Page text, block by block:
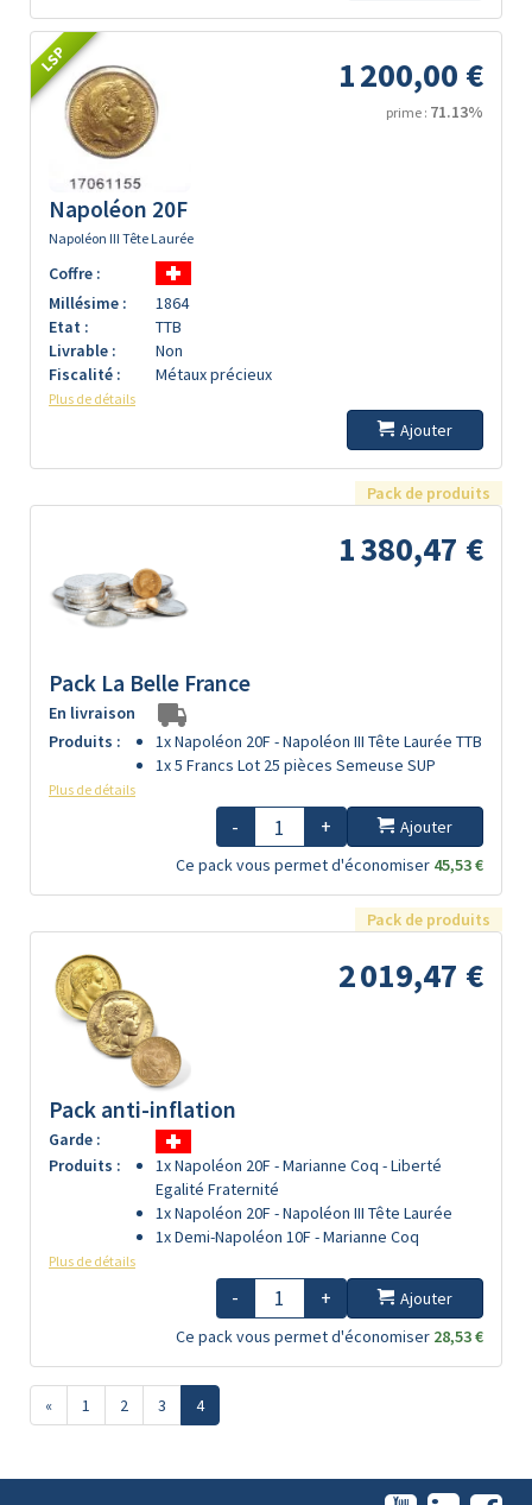
LSP 1 200,00 €
prime : 71.13%
Napoléon 20F
Napoléon III Tête Laurée
Coffre :
Millésime :
1864
Etat :
TTB
Livrable :
Non
Fiscalité :
Métaux précieux
Plus de détails
Ajouter
Pack de produits
1 380,47 €
Pack La Belle France
En livraison
Produits :
1x Napoléon 20F - Napoléon III Tête Laurée TTB
1x 5 Francs Lot 25 pièces Semeuse SUP
Plus de détails
- +
Ajouter
Ce pack vous permet d'économiser 45,53 €
Pack de produits
2 019,47 €
Pack anti-inflation
Garde :
Produits :
1x Napoléon 20F - Marianne Coq - Liberté
Egalité Fraternité
1x Napoléon 20F - Napoléon III Tête Laurée
1x Demi-Napoléon 10F - Marianne Coq
Plus de détails
- +
Ajouter
Ce pack vous permet d'économiser 28,53 €
« 1 2 3 4